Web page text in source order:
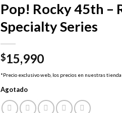
Pop! Rocky 45th –
Specialty Series
$15,990
*Precio exclusivo web, los precios en nuestras
Agotado